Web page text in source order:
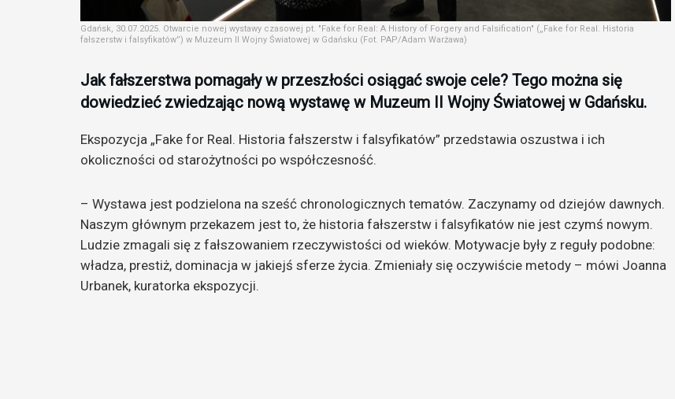
Gdańsk, 30.07.2025. Otwarcie nowej wystawy czasowej pt. "Fake for Real: A History of Forgery and Falsification" („Fake for Real. Historia
fałszerstw i falsyfikatów”) w Muzeum II Wojny Światowej w Gdańsku (Fot. PAP/Adam Warżawa)
Jak fałszerstwa pomagały w przeszłości osiągać swoje cele? Tego można się
dowiedzieć zwiedzając nową wystawę w Muzeum II Wojny Światowej w Gdańsku.
Ekspozycja „Fake for Real. Historia fałszerstw i falsyfikatów” przedstawia oszustwa i ich
okoliczności od starożytności po współczesność.
– Wystawa jest podzielona na sześć chronologicznych tematów. Zaczynamy od dziejów dawnych.
Naszym głównym przekazem jest to, że historia fałszerstw i falsyfikatów nie jest czymś nowym.
Ludzie zmagali się z fałszowaniem rzeczywistości od wieków. Motywacje były z reguły podobne:
władza, prestiż, dominacja w jakiejś sferze życia. Zmieniały się oczywiście metody – mówi Joanna
Urbanek, kuratorka ekspozycji.